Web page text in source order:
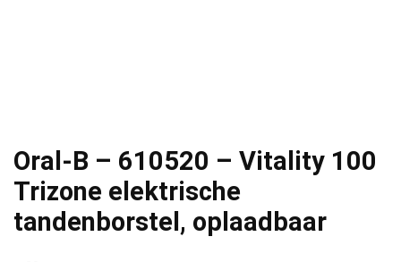
Oral-B – 610520 – Vitality 100
Trizone elektrische
tandenborstel, oplaadbaar